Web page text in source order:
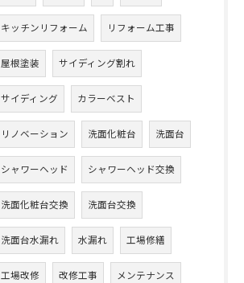
キッチンリフォーム リフォーム工事
屋根塗装 サイディング割れ
サイディング カラーベスト
リノベーション 洗面化粧台 洗面台
シャワーヘッド シャワーヘッド交換
洗面化粧台交換 洗面台交換
洗面台水漏れ 水漏れ 工場修繕
工場改修 改修工事 メンテナンス